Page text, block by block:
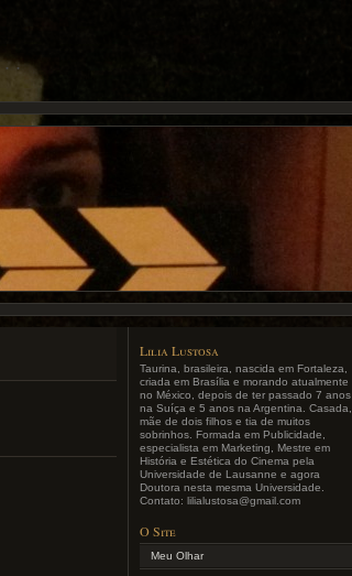
Lilia Lustosa
Taurina, brasileira, nascida em Fortaleza,
criada em Brasília e morando atualmente
no México, depois de ter passado 7 anos
na Suíça e 5 anos na Argentina. Casada,
mãe de dois filhos e tia de muitos
sobrinhos. Formada em Publicidade,
especialista em Marketing, Mestre em
História e Estética do Cinema pela
Universidade de Lausanne e agora
Doutora nesta mesma Universidade.
Contato: lilialustosa@gmail.com
O Site
Meu Olhar